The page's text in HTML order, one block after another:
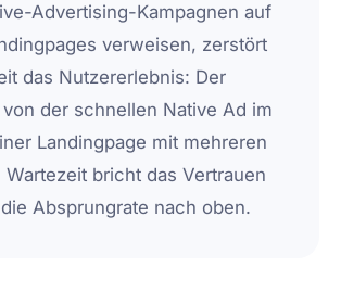
Advertising-Kampagnen auf
verweisen, zerstört
das Nutzererlebnis: Der
der schnellen Native Ad im
Landingpage mit mehreren
Wartezeit bricht das Vertrauen
Absprungrate nach oben.